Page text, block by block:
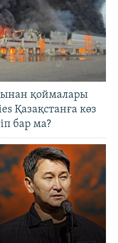
қоймалары
Қазақстанға көз
бар ма?